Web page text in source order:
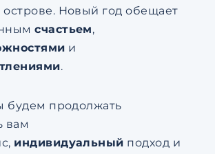
Новый год обещает
счастьем,
и
.
будем продолжать
вам
индивидуальный подход и